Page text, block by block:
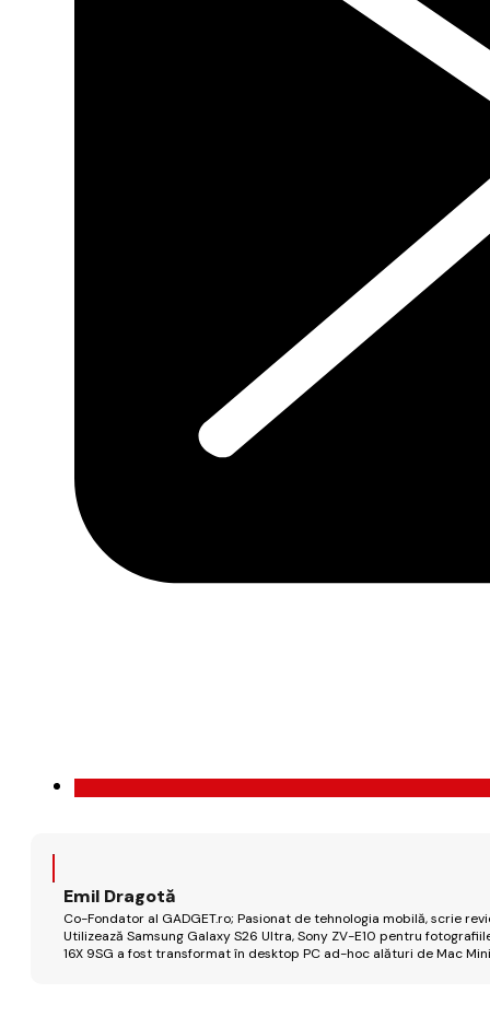
Emil Dragotă
Co-Fondator al GADGET.ro; Pasionat de tehnologia mobilă, scrie
Utilizează Samsung Galaxy S26 Ultra, Sony ZV-E10 pentru
16X 9SG a fost transformat în desktop PC ad-hoc alături de Mac